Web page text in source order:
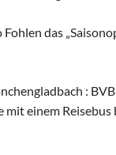
das
:
einem